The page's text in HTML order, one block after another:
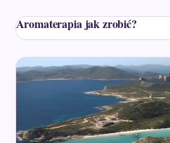
Aromaterapia jak zrobić?